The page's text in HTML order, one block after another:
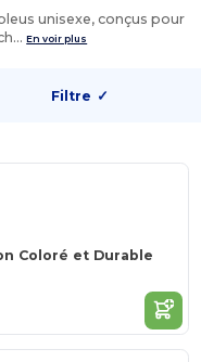
unisexe, conçus pour
En voir plus
Filtre ✓
Coloré et Durable